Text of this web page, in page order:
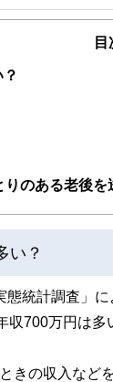
する記事を、日々
ことで、読者目線
ルプランナー、弁
士、投資アナリス
情報発信を実現して
アを提供するお金の
目
のある老後を
い？
統計調査」
700万円は多
きの収入など